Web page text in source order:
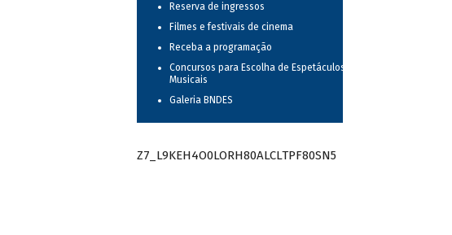
Reserva de ingressos
Filmes e festivais de cinema
Receba a programação
Concursos para Escolha de Espetáculos
Musicais
Galeria BNDES
Z7_L9KEH4O0LORH80ALCLTPF80SN5